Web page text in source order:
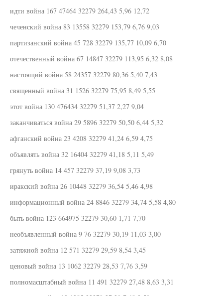
идти война 167 47464 32279 264,43 5,96 12,72
чеченский война 83 13558 32279 153,79 6,76 9,03
партизанский война 45 728 32279 135,77 10,09 6,70
отечественный война 67 14847 32279 113,95 6,32 8,08
настоящий война 58 24357 32279 80,36 5,40 7,43
священный война 31 1526 32279 75,95 8,49 5,55
этот война 130 476434 32279 51,37 2,27 9,04
заканчиваться война 29 5896 32279 50,50 6,44 5,32
афганский война 23 4208 32279 41,24 6,59 4,75
объявлять война 32 16404 32279 41,18 5,11 5,49
грянуть война 14 457 32279 37,19 9,08 3,73
иракский война 26 10448 32279 36,54 5,46 4,98
информационный война 24 8846 32279 34,74 5,58 4,80
быть война 123 664975 32279 30,60 1,71 7,70
необъявленный война 9 76 32279 30,19 11,03 3,00
затяжной война 12 571 32279 29,59 8,54 3,45
ценовый война 13 1062 32279 28,53 7,76 3,59
полномасштабный война 11 491 32279 27,48 8,63 3,31